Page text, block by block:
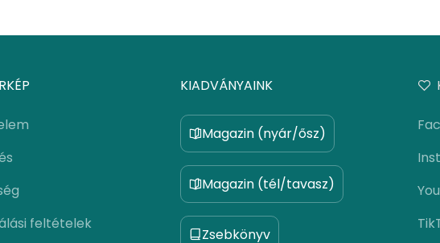
feltételek
KIADVÁNYAINK
Magazin (nyár/ősz)
Magazin (tél/tavasz)
Zsebkönyv